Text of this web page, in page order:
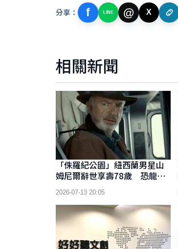
分享： f LINE @ X
相關新聞
「侏羅紀公園」紐西蘭男星山
姆尼爾辭世享壽78歲 恐龍博
士經典角色永留影迷心中
2026-07-13 20:05